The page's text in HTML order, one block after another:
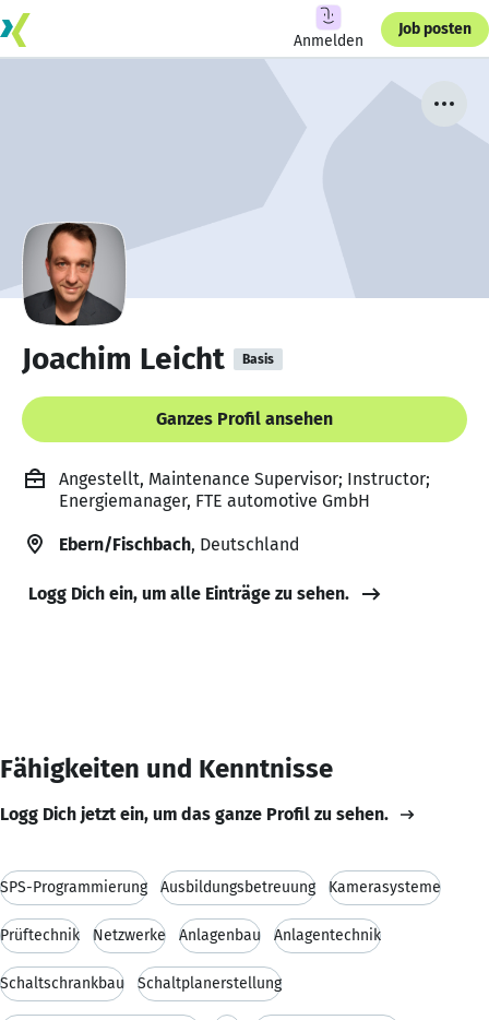
Anmelden
Job posten
Joachim Leicht Basis
Ganzes Profil ansehen
Angestellt, Maintenance Supervisor; Instructor;
Energiemanager, FTE automotive GmbH
Ebern/Fischbach, Deutschland
Logg Dich ein, um alle Einträge zu sehen.
Fähigkeiten und Kenntnisse
Logg Dich jetzt ein, um das ganze Profil zu sehen.
SPS-Programmierung Ausbildungsbetreuung Kamerasysteme
Prüftechnik Netzwerke Anlagenbau Anlagentechnik
Schaltschrankbau Schaltplanerstellung